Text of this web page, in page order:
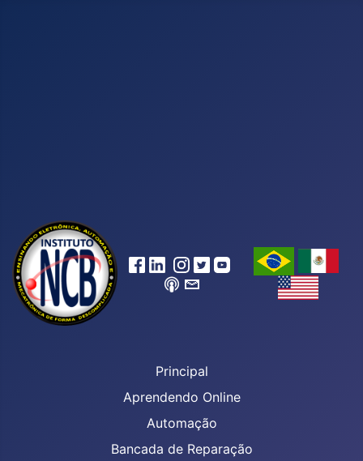
Principal
Aprendendo Online
Automação
Bancada de Reparação